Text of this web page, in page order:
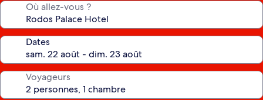
Où allez-vous ?
Dates
Voyageurs